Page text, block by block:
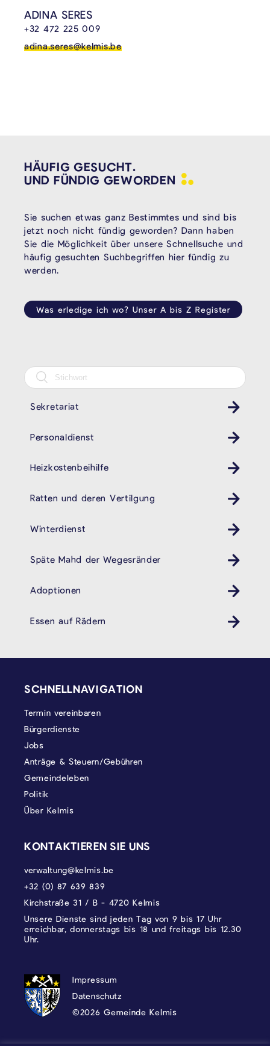
ADINA SERES
+32 472 225 009
adina.seres@kelmis.be
HÄUFIG GESUCHT.
UND FÜNDIG GEWORDEN
Sie suchen etwas ganz Bestimmtes und sind bis
jetzt noch nicht fündig geworden? Dann haben
Sie die Möglichkeit über unsere Schnellsuche und
häufig gesuchten Suchbegriffen hier fündig zu
werden.
Was erledige ich wo? Unser A bis Z Register
Sekretariat
Personaldienst
Heizkostenbeihilfe
Ratten und deren Vertilgung
Winterdienst
Späte Mahd der Wegesränder
Adoptionen
Essen auf Rädern
SCHNELLNAVIGATION
Termin vereinbaren
Bürgerdienste
Jobs
Anträge & Steuern/Gebühren
Gemeindeleben
Politik
Über Kelmis
KONTAKTIEREN SIE UNS
verwaltung@kelmis.be
+32 (0) 87 639 839
Kirchstraße 31 / B - 4720 Kelmis
Unsere Dienste sind jeden Tag von 9 bis 17 Uhr
erreichbar, donnerstags bis 18 und freitags bis 12.30
Uhr.
DATENSCHUTZ, IMPRESSUM UND
Impressum
Datenschutz
©2026 Gemeinde Kelmis